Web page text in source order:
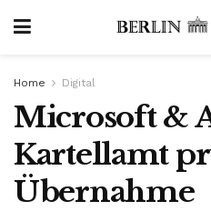
Home Digital
Microsoft &
Kartellamt
Übernahme